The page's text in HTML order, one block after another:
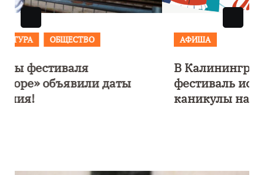
АФИША
В Калининграде пройдет
фестиваль искусств «Зимние
каникулы на Балтике»